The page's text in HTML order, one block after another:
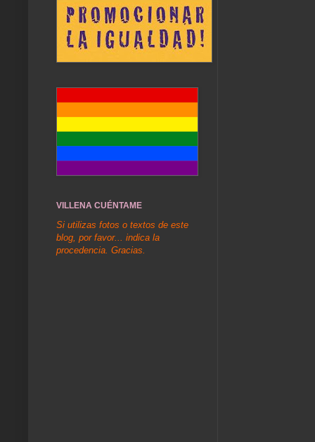
VILLENA CUÉNTAME
Si utilizas fotos o textos de este
blog, por favor... indica la
procedencia. Gracias.